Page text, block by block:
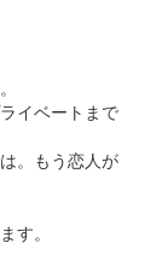
イベートまで
。もう恋人が
す。